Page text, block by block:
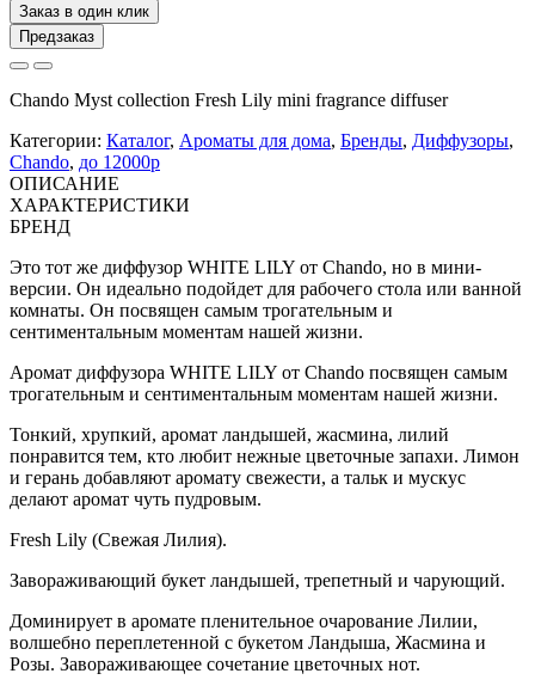
Заказ в один клик
Предзаказ
Chando Myst collection Fresh Lily mini fragrance diffuser
Категории: Каталог, Ароматы для дома, Бренды, Диффузоры,
Chando, до 12000р
ОПИСАНИЕ
ХАРАКТЕРИСТИКИ
БРЕНД
Это тот же диффузор WHITE LILY от Chando, но в мини-
версии. Он идеально подойдет для рабочего стола или ванной
комнаты. Он посвящен самым трогательным и
сентиментальным моментам нашей жизни.
Аромат диффузора WHITE LILY от Chando посвящен самым
трогательным и сентиментальным моментам нашей жизни.
Тонкий, хрупкий, аромат ландышей, жасмина, лилий
понравится тем, кто любит нежные цветочные запахи. Лимон
и герань добавляют аромату свежести, а тальк и мускус
делают аромат чуть пудровым.
Fresh Lily (Свежая Лилия).
Завораживающий букет ландышей, трепетный и чарующий.
Доминирует в аромате пленительное очарование Лилии,
волшебно переплетенной с букетом Ландыша, Жасмина и
Розы. Завораживающее сочетание цветочных нот.